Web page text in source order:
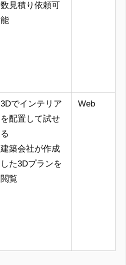
数見積り依頼可
能
3Dでインテリア
を配置して試せ
る
建築会社が作成
した3Dプランを
閲覧
Web